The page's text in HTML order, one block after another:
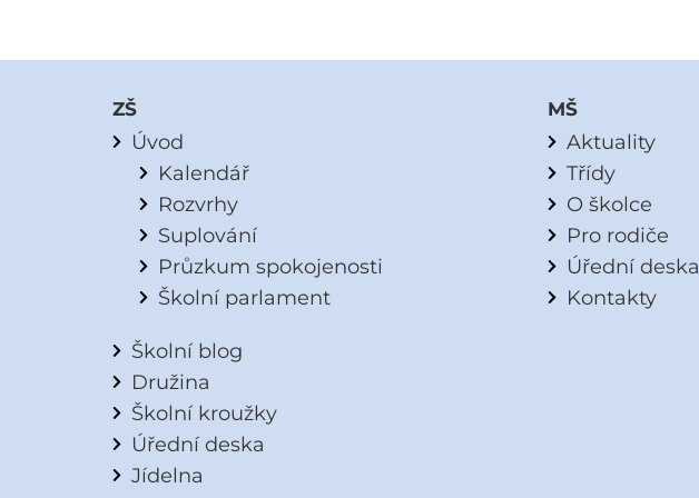
ZŠ
Úvod
Kalendář
Rozvrhy
Suplování
Průzkum spokojenosti
Školní parlament
Školní blog
Družina
Školní kroužky
Úřední deska
Jídelna
MŠ
Aktuality
Třídy
O školce
Pro rodiče
Úřední deska
Kontakty